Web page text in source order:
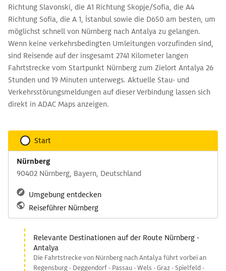
Richtung Slavonski, die A1 Richtung Skopje/Sofia, die A4
Richtung Sofia, die A 1, İstanbul sowie die D650 am besten, um
möglichst schnell von Nürnberg nach Antalya zu gelangen.
Wenn keine verkehrsbedingten Umleitungen vorzufinden sind,
sind Reisende auf der insgesamt 2741 Kilometer langen
Fahrtstrecke vom Startpunkt Nürnberg zum Zielort Antalya 26
Stunden und 19 Minuten unterwegs. Aktuelle Stau- und
Verkehrsstörungsmeldungen auf dieser Verbindung lassen sich
direkt in ADAC Maps anzeigen.
Start
Nürnberg
90402 Nürnberg, Bayern, Deutschland
Umgebung entdecken
Reiseführer Nürnberg
Relevante Destinationen auf der Route Nürnberg -
Antalya
Die Fahrtstrecke von Nürnberg nach Antalya führt vorbei an
Regensburg - Deggendorf - Passau - Wels - Graz - Spielfeld -